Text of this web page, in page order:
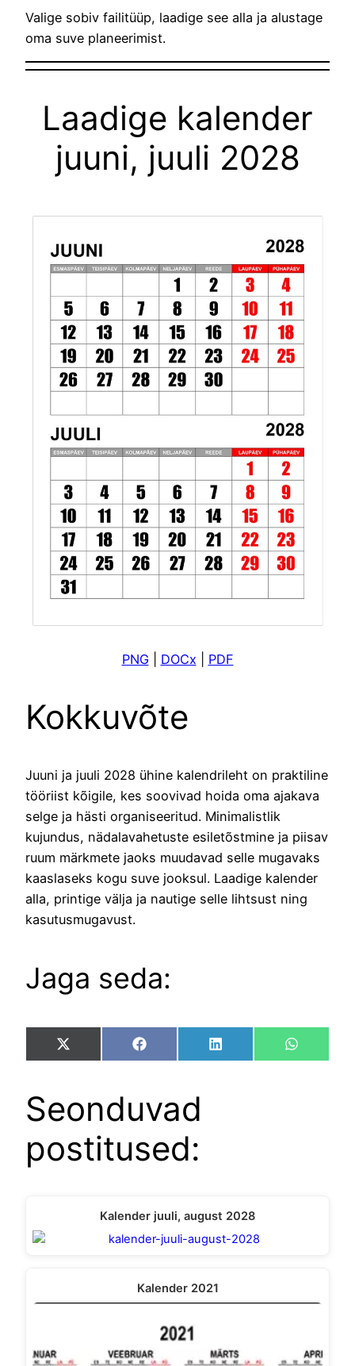
Valige sobiv failitüüp, laadige see alla ja alustage
oma suve planeerimist.
Laadige kalender
juuni, juuli 2028
PNG DOCx PDF
Kokkuvõte
Juuni ja juuli 2028 ühine kalendrileht on praktiline
tööriist kõigile, kes soovivad hoida oma ajakava
selge ja hästi organiseeritud. Minimalistlik
kujundus, nädalavahetuste esiletõstmine ja piisav
ruum märkmete jaoks muudavad selle mugavaks
kaaslaseks kogu suve jooksul. Laadige kalender
alla, printige välja ja nautige selle lihtsust ning
kasutusmugavust.
Jaga seda:
Share
on
X
(Twitter)
Share
on
Facebook
Share
on
LinkedIn
Share
on
Seonduvad
postitused:
Kalender juuli, august 2028
Kalender 2021